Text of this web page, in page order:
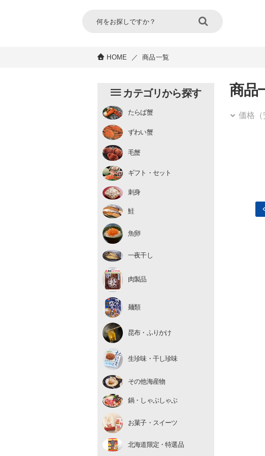
HOME ／ 商品一覧
カテゴリから探す
たらば蟹
チルド
むき身 ずわい蟹
むき身
生冷凍 毛蟹
チルド
ギフト・セット
刺身
鮭
魚卵
いくら
たらこ・明太子
数の子
一夜干し
肉製品
麺類
昆布・ふりかけ
生珍味・干し珍味
生珍味
干し珍味
その他海産物
鍋・しゃぶしゃぶ
お菓子・スイーツ
北海道限定・特選品
商品
価格（